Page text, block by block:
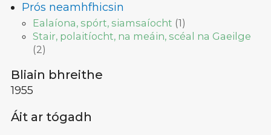
Prós neamhfhicsin
Ealaíona, spórt, siamsaíocht (1)
Stair, polaitíocht, na meáin, scéal na Gaeilge
(2)
Bliain bhreithe
1955
Áit ar tógadh